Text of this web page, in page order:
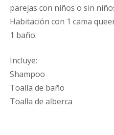
parejas con niños o sin
Habitación con 1 cama
1 baño.
Incluye:
Shampoo
Toalla de baño
Toalla de alberca